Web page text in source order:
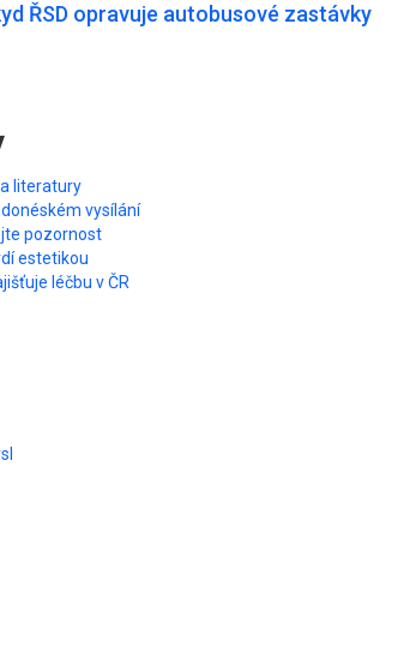
ŘSD opravuje autobusové zastávky
a literatury
vysílání
pozornost
estetikou
léčbu v ČR